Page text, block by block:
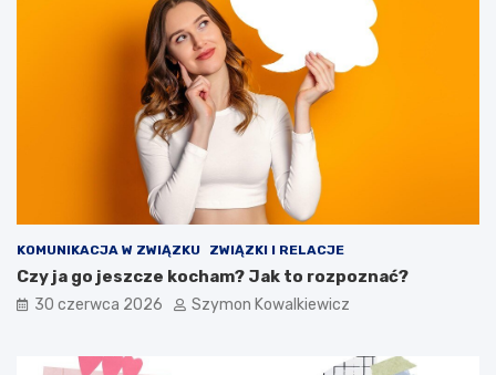
KOMUNIKACJA W ZWIĄZKU ZWIĄZKI I RELACJE
Czy ja go jeszcze kocham? Jak to rozpoznać?
30 czerwca 2026 Szymon Kowalkiewicz